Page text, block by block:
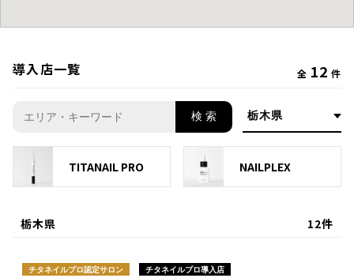
導入店一覧 全 12 件
検 索
TITANAIL PRO NAILPLEX
栃木県 12件
チタネイルプロ認定サロン チタネイルプロ導入店